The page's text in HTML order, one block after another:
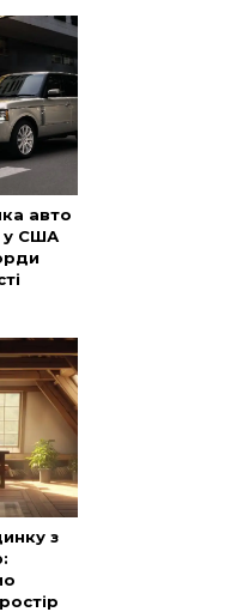
авто
у США
з